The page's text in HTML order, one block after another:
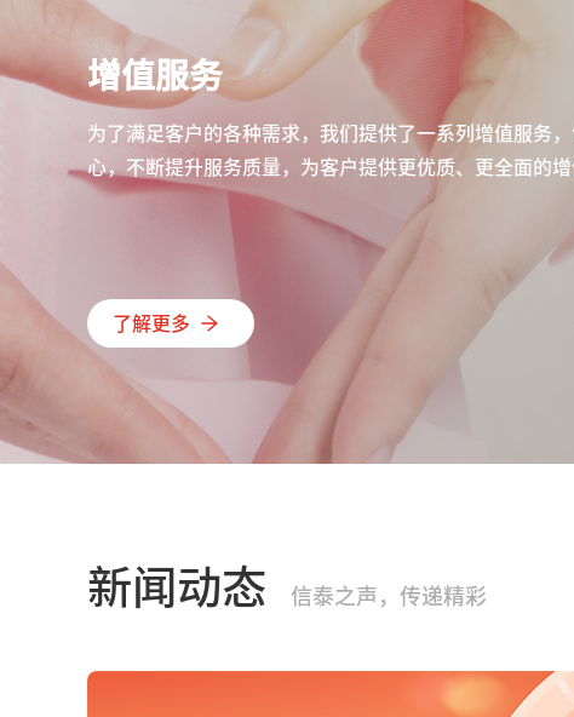
增值服务
为了满足客户的各种需求，我们提供了一系列增值服务
心，不断提升服务质量，为客户提供更优质、更全面的增
了解更多
新闻动态 信泰之声，传递精彩